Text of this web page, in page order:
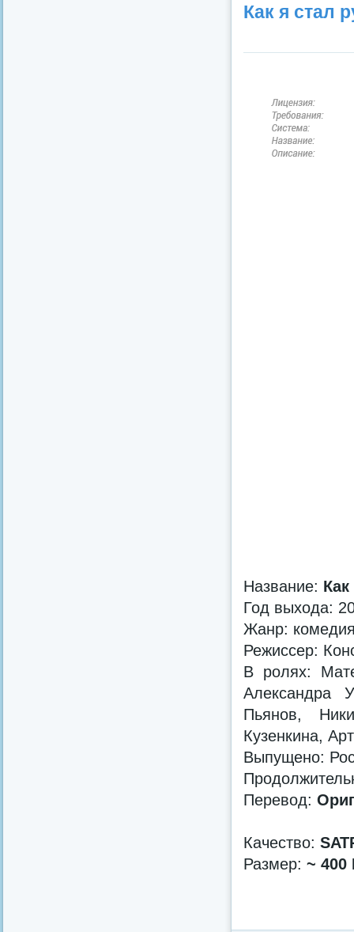
Как я стал
Название:
Год выхода:
Жанр:
Режиссер:
В ролях:
Александра
Пьянов,
Кузенкина,
Выпущено:
Перевод:
Качество:
Размер: ~ 400